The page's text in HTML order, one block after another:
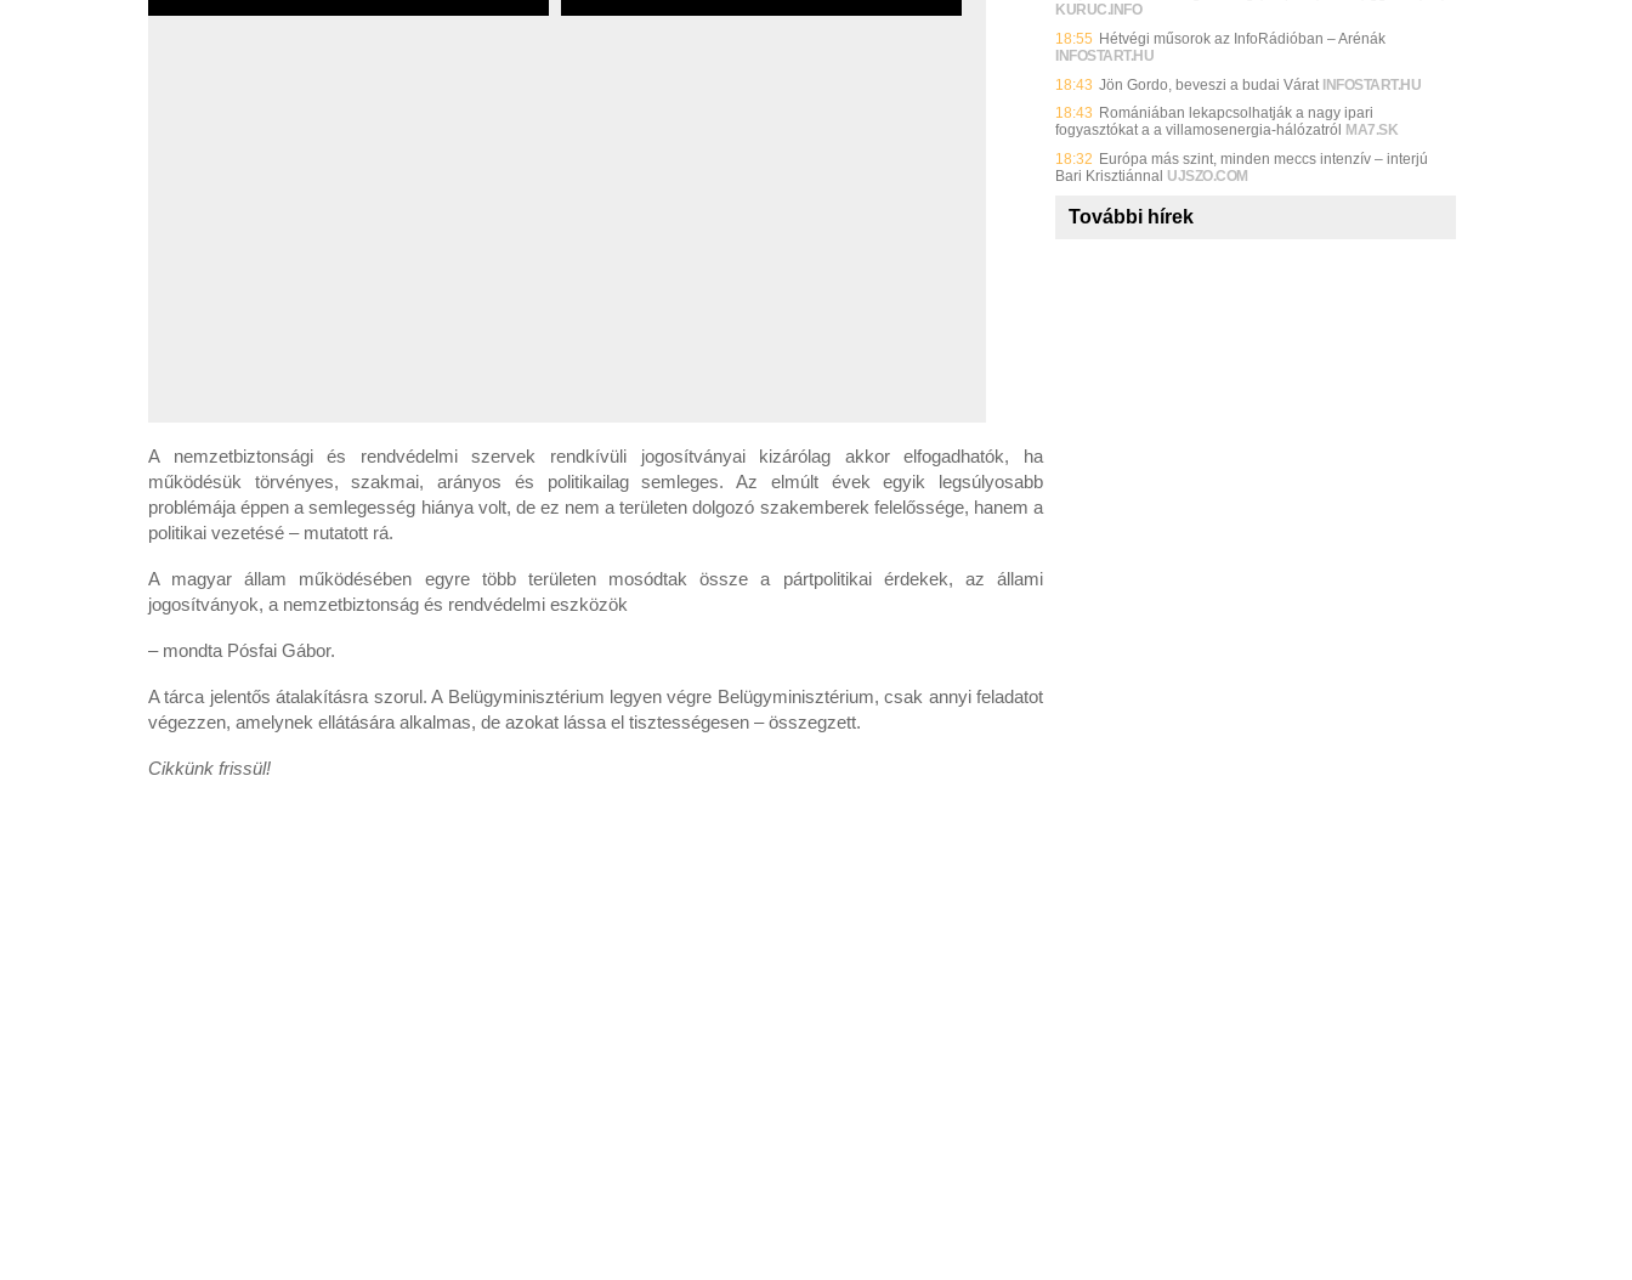
A nemzetbiztonsági és rendvédelmi szervek rendkívüli jogosítványai kizárólag akkor elfogadhatók, ha
működésük törvényes, szakmai, arányos és politikailag semleges. Az elmúlt évek egyik legsúlyosabb
problémája éppen a semlegesség hiánya volt, de ez nem a területen dolgozó szakemberek felelőssége, hanem a
politikai vezetésé – mutatott rá.
A magyar állam működésében egyre több területen mosódtak össze a pártpolitikai érdekek, az állami
jogosítványok, a nemzetbiztonság és rendvédelmi eszközök
– mondta Pósfai Gábor.
A tárca jelentős átalakításra szorul. A Belügyminisztérium legyen végre Belügyminisztérium, csak annyi feladatot
végezzen, amelynek ellátására alkalmas, de azokat lássa el tisztességesen – összegzett.
Cikkünk frissül!
KURUC.INFO
18:55 Hétvégi műsorok az InfoRádióban – Arénák
INFOSTART.HU
18:43 Jön Gordo, beveszi a budai Várat INFOSTART.HU
18:43 Romániában lekapcsolhatják a nagy ipari
fogyasztókat a a villamosenergia-hálózatról
MA7.SK
18:32 Európa más szint, minden meccs intenzív – interjú
Bari Krisztiánnal UJSZO.COM
További hírek